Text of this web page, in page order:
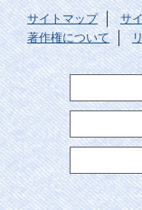
サイトマップ サ
著作権について